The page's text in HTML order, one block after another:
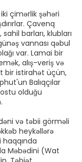
çimərlik şəhəri
Çavenq
barları, klubları
vannası qəbul
var. Lamai bir
alış-veriş və
bir istirahət üçün,
Balıqçılar
olduğu
və təbii görməli
heykəllərə
Məbədini (Wat